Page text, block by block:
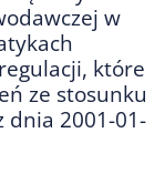
w
które
ze stosunku
dnia 2001-01-